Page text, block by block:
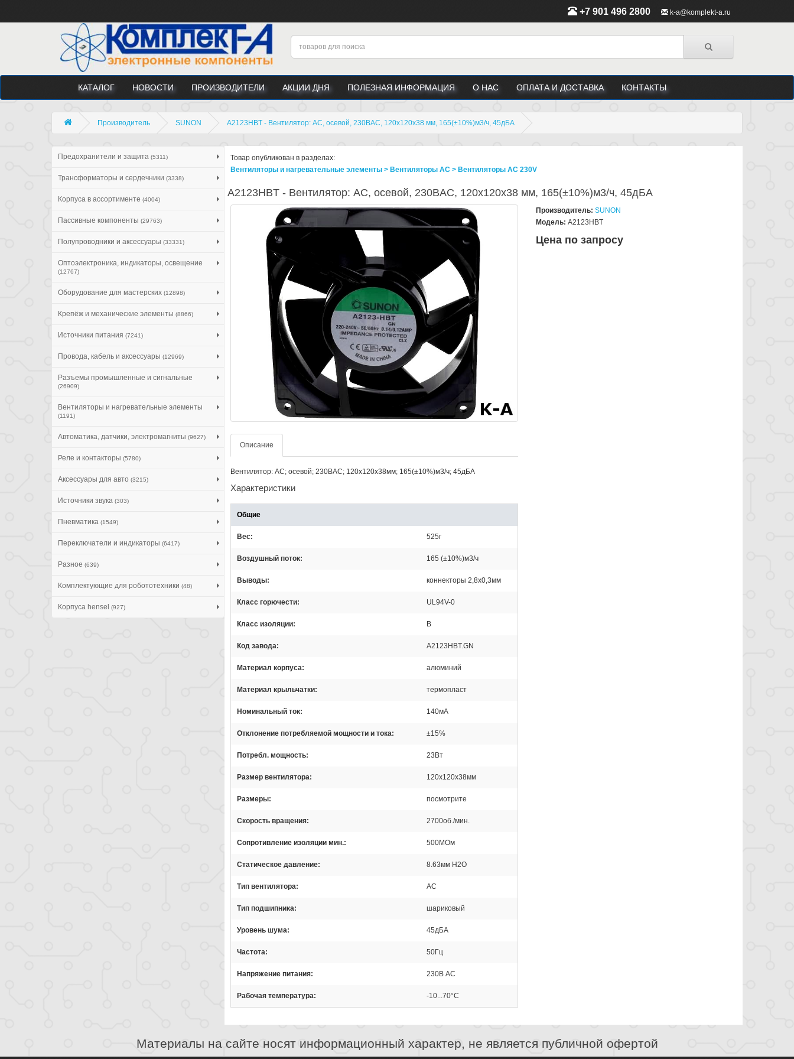
+7 901 496 2800 k-a@komplekt-a.ru
КАТАЛОГ НОВОСТИ ПРОИЗВОДИТЕЛИ АКЦИИ ДНЯ ПОЛЕЗНАЯ ИНФОРМАЦИЯ О НАС ОПЛАТА И ДОСТАВКА КОНТАКТЫ
Производитель SUNON A2123HBT - Вентилятор: AC, осевой, 230ВAC, 120x120x38 мм, 165(±10%)м3/ч, 45дБА
Предохранители и защита (5311)
Трансформаторы и сердечники (3338)
Корпуса в ассортименте (4004)
Пассивные компоненты (29763)
Полупроводники и аксессуары (33331)
Оптоэлектроника, индикаторы, освещение
(12767)
Оборудование для мастерских (12898)
Крепёж и механические элементы (8866)
Источники питания (7241)
Провода, кабель и аксессуары (12969)
Разъемы промышленные и сигнальные
(26909)
Вентиляторы и нагревательные элементы
(1191)
Автоматика, датчики, электромагниты (9627)
Реле и контакторы (5780)
Аксессуары для авто (3215)
Источники звука (303)
Пневматика (1549)
Переключатели и индикаторы (6417)
Разное (639)
Комплектующие для робототехники (48)
Корпуса hensel (927)
Товар опубликован в разделах:
Вентиляторы и нагревательные элементы > Вентиляторы AC > Вентиляторы AC 230V
A2123HBT - Вентилятор: AC, осевой, 230ВAC, 120x120x38 мм, 165(±10%)м3/ч, 45дБА
Описание
Вентилятор: AC; осевой; 230ВAC; 120x120x38мм; 165(±10%)м3/ч; 45дБА
Характеристики
Общие
Вес 525г
Воздушный поток 165 (±10%)м3/ч
Выводы коннекторы 2,8x0,3мм
Класс горючести UL94V-0
Класс изоляции B
Код завода A2123HBT.GN
Материал корпуса алюминий
Материал крыльчатки термопласт
Номинальный ток 140мА
Отклонение потребляемой мощности и тока ±15%
Потребл. мощность 23Вт
Размер вентилятора 120x120x38мм
Размеры посмотрите
Скорость вращения 2700об./мин.
Сопротивление изоляции мин. 500МОм
Статическое давление 8.63мм H2O
Тип вентилятора AC
Тип подшипника шариковый
Уровень шума 45дБА
Частота 50Гц
Напряжение питания 230В AC
Рабочая температура -10...70°C
Производитель: SUNON
Модель: A2123HBT
Цена по запросу
Материалы на сайте носят информационный характер, не является публичной офертой